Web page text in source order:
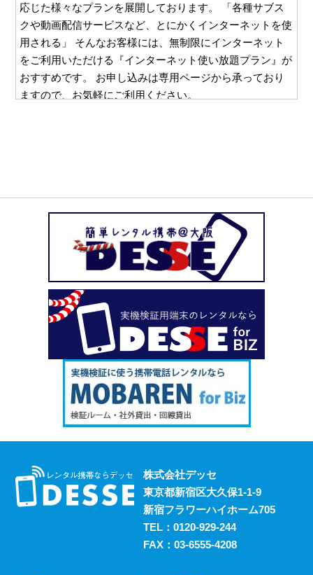
応じた様々なプランを展開しております。 「各種サブス
クや動画配信サービスなど、とにかくインターネットを使
用される」 そんなお客様には、無制限にインターネット
をご利用いただける『インターネット使い放題プラン』が
おすすめです。 お申し込みは専用ページから承っており
ますので、お気軽にご利用ください。
にお送りすることは一切ございません。 お客様と直接や
り取りのできるメールやお電話でのご請求となりますの
で、万一レンタルスマホの使用を他の方に知られたくな
い、という場合も安心してご利用いただけます。
デッセがスマホのレンタルと並行して展開しているのが、
ポケットwifiのレンタルサービスです。 街中にもフリーwifi
はありますが、通信速度に難があったり接続に制限があっ
たりと不便な面も否めません。 それらの影響を受けず、
電波圏内ならいつでも快適にインターネットを楽しめるポ
ケットwifiをレンタルでお得にご利用いただけます。 ご希
望の際はお気軽にご相談ください。
レンタルスマホには通話・通信以外にも様々な利用方法が
あります。 例えば、スマホ用アプリの開発における実機
検証用にスマホのレンタルをお考えの際は、デッセまでご
相談ください。
過去に発生した料金トラブルなど、身の回りの様々な事情
からスマホの利用契約を締結できない、という方は意外に
株式会社デッセ
東京都新宿区大久保1-1-9
新宿フラワーハイホーム705
TEL： 0120-929-244
FAX：03-6555-4208